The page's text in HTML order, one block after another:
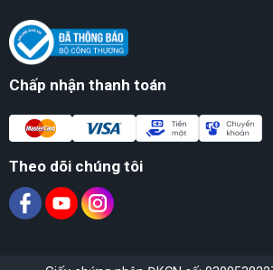
Chấp nhận thanh toán
Theo dõi chúng tôi